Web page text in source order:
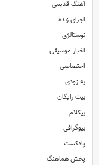
آهنگ قدیمی
اجرای زنده
نوستالژی
اخبار موسیقی
اختصاصی
به زودی
بیت رایگان
بیکلام
بیوگرافی
پادکست
پخش هماهنگ